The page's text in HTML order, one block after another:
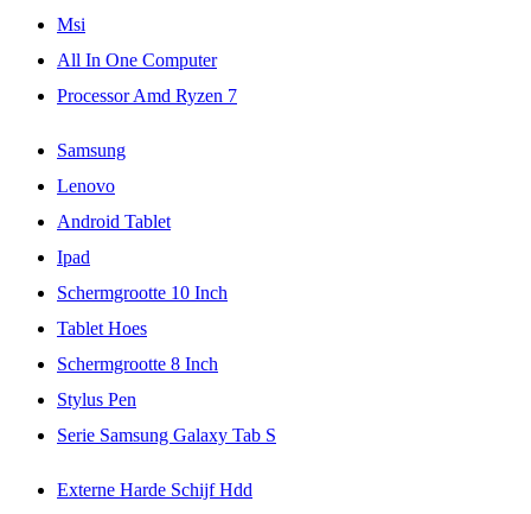
Msi
All In One Computer
Processor Amd Ryzen 7
Samsung
Lenovo
Android Tablet
Ipad
Schermgrootte 10 Inch
Tablet Hoes
Schermgrootte 8 Inch
Stylus Pen
Serie Samsung Galaxy Tab S
Externe Harde Schijf Hdd